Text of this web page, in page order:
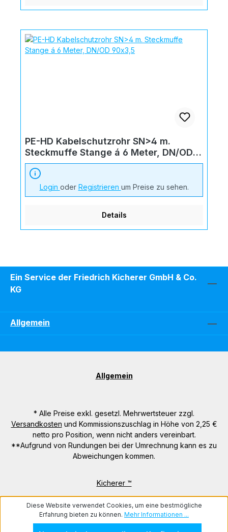
PE-HD Kabelschutzrohr SN>4 m.
Steckmuffe Stange á 6 Meter, DN/OD
90x3,5
Login oder Registrieren um Preise zu sehen.
Details
Ein Service der Friedrich Kicherer GmbH & Co.
KG
Allgemein
Allgemein
* Alle Preise exkl. gesetzl. Mehrwertsteuer zzgl.
Versandkosten und Kommissionszuschlag in Höhe von 2,25 €
netto pro Position, wenn nicht anders vereinbart.
**Aufgrund von Rundungen bei der Umrechnung kann es zu
Abweichungen kommen.
Kicherer ™
Diese Website verwendet Cookies, um eine bestmögliche
Erfahrung bieten zu können. Mehr Informationen ...